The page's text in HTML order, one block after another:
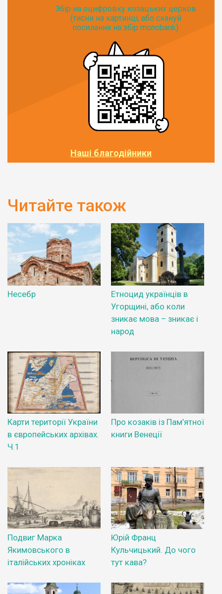
Збір на оцифровку козацьких церков
(тисни на картинці, або скануй
посилання на збір monobank):
Наші благодійники
Читайте також
Несебр
Етноцид українців в
Угорщині, або коли
зникає мова – зникає і
народ
Карти території України
в європейських архівах.
Ч.1
Про козаків із Пам’ятної
книги Венеції
Подвиг Марка
Якимовського в
італійських хроніках
Юрій Франц
Кульчицький. До чого
тут кава?